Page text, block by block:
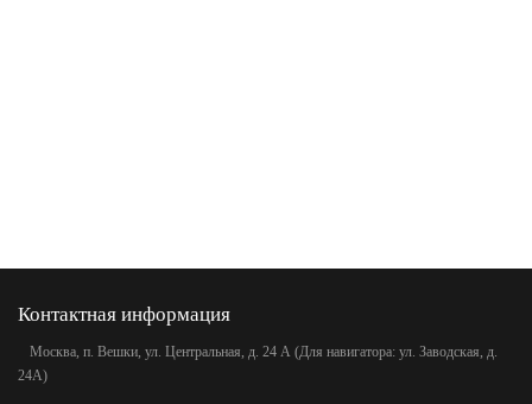
Контактная информация
Москва, п. Вешки, ул. Центральная, д. 24 А (Для навигатора: ул. Заводская, д.
24А)